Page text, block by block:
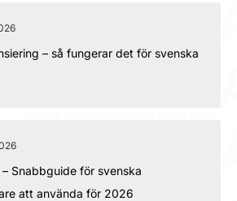
– så fungerar det för svenska
– Snabbguide för svenska
att använda för 2026